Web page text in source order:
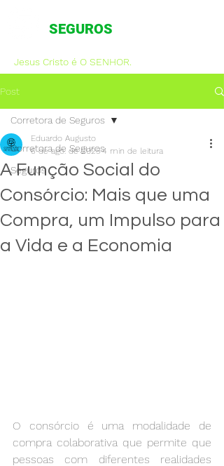
SEGUROS
Jesus Cristo é O SENHOR.
Post
Corretora de Seguros
Seguros
Corretora de Seguros
A Função Social do
Consórcio: Mais que uma
Compra, um Impulso para
a Vida e a Economia
Eduardo Augusto
6 de ago. de 20254 min de leitura
O consórcio é uma modalidade de
compra colaborativa que permite que
pessoas com diferentes realidades